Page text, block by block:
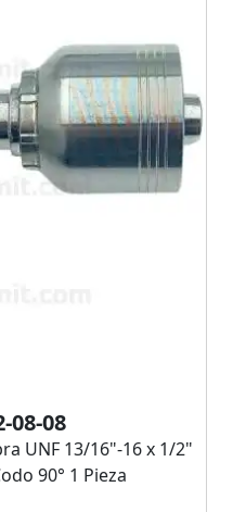
08-08
UNF 13/16"-16 x 1/2"
90° 1 Pieza